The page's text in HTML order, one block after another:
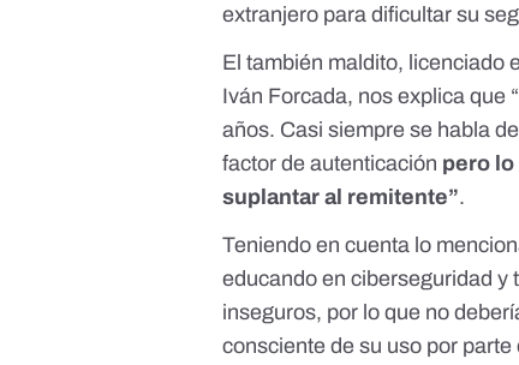
extranjero para dificultar su
El también maldito, licenciado
Iván Forcada, nos explica que
años. Casi siempre se habla
factor de autenticación pero lo
suplantar al remitente”.
Teniendo en cuenta lo
educando en ciberseguridad y
inseguros, por lo que no
consciente de su uso por